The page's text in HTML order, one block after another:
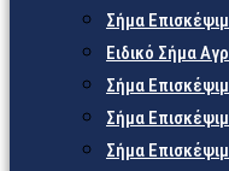
Σήμα
Ειδικό Σήμα
Σήμα
Σήμα
Σήμα